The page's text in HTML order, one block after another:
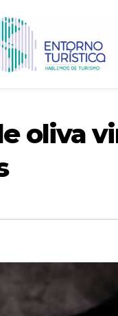
oliva